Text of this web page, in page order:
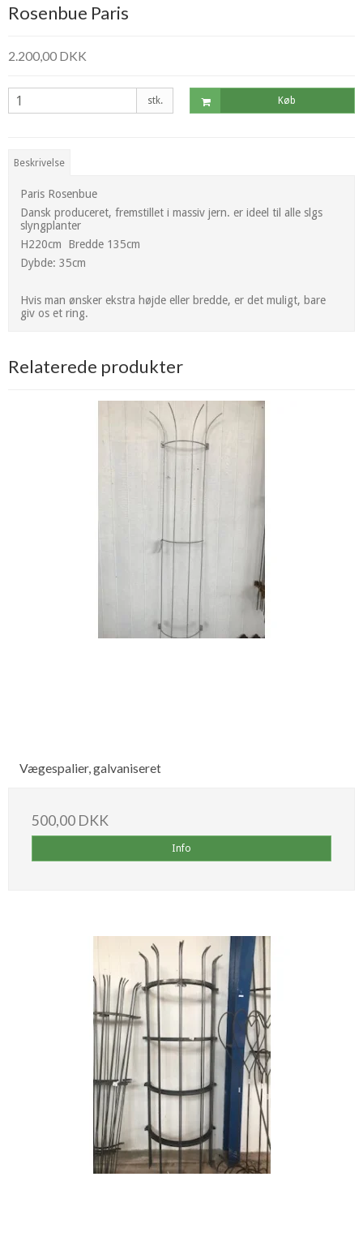
Rosenbue Paris
2.200,00 DKK
stk. Køb
Beskrivelse
Paris Rosenbue
Dansk produceret, fremstillet i massiv jern. er ideel til alle slgs
slyngplanter
H220cm Bredde 135cm
Dybde: 35cm
Hvis man ønsker ekstra højde eller bredde, er det muligt, bare
giv os et ring.
Relaterede produkter
Vægespalier, galvaniseret
500,00 DKK
Info